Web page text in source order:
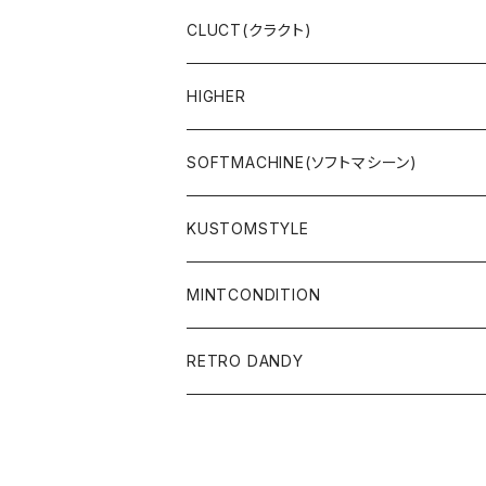
L/S & S/S TEE
PANTS
CAP
ACCESSORY
SALE
SWEAT & HOODIE
PANTS
ACCESSORY
L/S & S/S T-SHIRT
L/S & S/S SHIRT
CLUCT(クラクト)
JACKET
SWEAT & HOODIE
L/S & S/S T-SHIRT
L/S & S/S SHIRT
CAP & HAT
HIGHER
SOFTMACHINE(ソフトマシーン)
L/S & S/S TEE
PANTS
SUNGLASSES
KUSTOMSTYLE
MINTCONDITION
RETRO DANDY